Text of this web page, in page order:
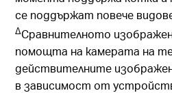
се поддържат повече
∆Сравнителното
помощта на камерата на
действителните
в зависимост от